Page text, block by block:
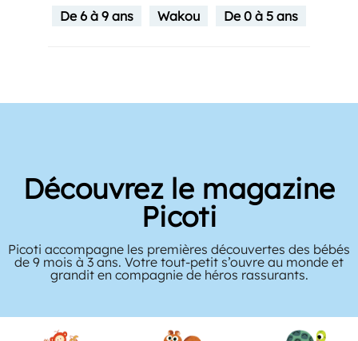
De 6 à 9 ans Wakou De 0 à 5 ans
Découvrez le magazine
Picoti
Picoti accompagne les premières découvertes des bébés
de 9 mois à 3 ans. Votre tout-petit s’ouvre au monde et
grandit en compagnie de héros rassurants.